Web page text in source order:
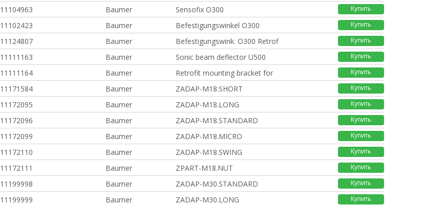
11104963 Baumer Sensofix O300 Купить
11102423 Baumer Befestigungswinkel O300 Купить
11124807 Baumer Befestigungswink. O300 Retrofi Купить
11111163 Baumer Sonic beam deflector U500 Купить
11111164 Baumer Retrofit mounting bracket for Купить
11171584 Baumer ZADAP-M18.SHORT Купить
11172095 Baumer ZADAP-M18.LONG Купить
11172096 Baumer ZADAP-M18.STANDARD Купить
11172099 Baumer ZADAP-M18.MICRO Купить
11172110 Baumer ZADAP-M18.SWING Купить
11172111 Baumer ZPART-M18.NUT Купить
11199998 Baumer ZADAP-M30.STANDARD Купить
11199999 Baumer ZADAP-M30.LONG Купить